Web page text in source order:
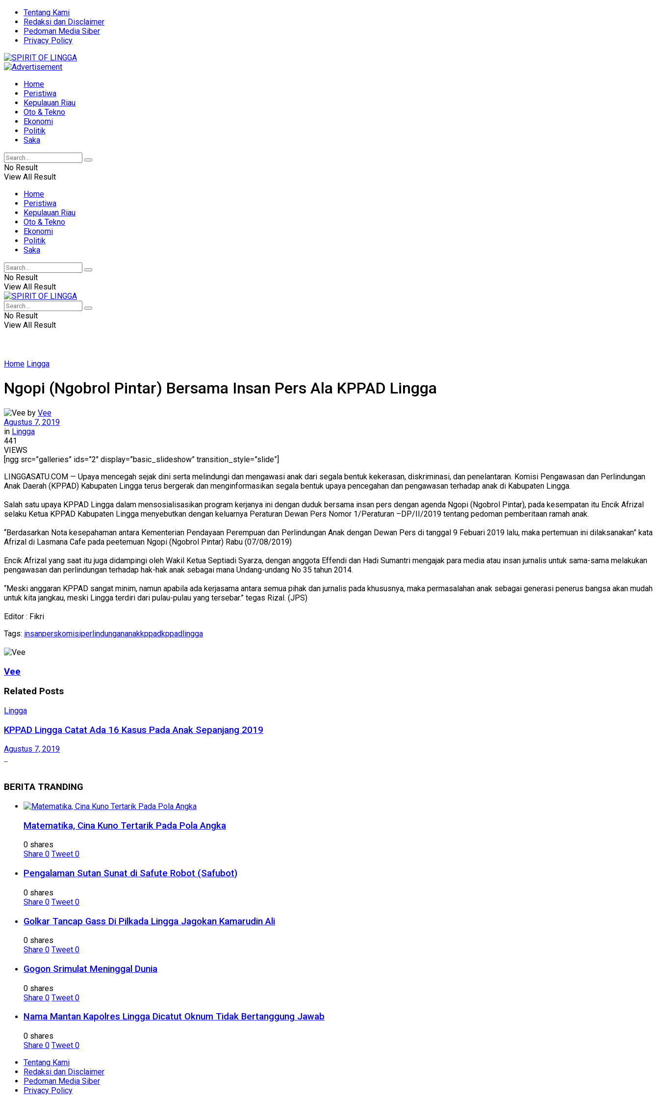
Tentang Kami
Redaksi dan Disclaimer
Pedoman Media Siber
Privacy Policy
Home
Peristiwa
Kepulauan Riau
Oto & Tekno
Ekonomi
Politik
Saka
No Result
View All Result
Home
Peristiwa
Kepulauan Riau
Oto & Tekno
Ekonomi
Politik
Saka
No Result
View All Result
No Result
View All Result
Home Lingga
Ngopi (Ngobrol Pintar) Bersama Insan Pers Ala KPPAD Lingga
by Vee
Agustus 7, 2019
in Lingga
441
VIEWS
[ngg src=”galleries” ids=”2″ display=”basic_slideshow” transition_style=”slide”]
LINGGASATU.COM — Upaya mencegah sejak dini serta melindungi dan mengawasi anak dari segala bentuk kekerasan, diskriminasi, dan penelantaran. Komisi Pengawasan dan Perlindungan
Anak Daerah (KPPAD) Kabupaten Lingga terus bergerak dan menginformasikan segala bentuk upaya pencegahan dan pengawasan terhadap anak di Kabupaten Lingga.
Salah satu upaya KPPAD Lingga dalam mensosialisasikan program kerjanya ini dengan duduk bersama insan pers dengan agenda Ngopi (Ngobrol Pintar), pada kesempatan itu Encik Afrizal
selaku Ketua KPPAD Kabupaten Lingga menyebutkan dengan keluarnya Peraturan Dewan Pers Nomor 1/Peraturan –DP/II/2019 tentang pedoman pemberitaan ramah anak.
“Berdasarkan Nota kesepahaman antara Kementerian Pendayaan Perempuan dan Perlindungan Anak dengan Dewan Pers di tanggal 9 Febuari 2019 lalu, maka pertemuan ini dilaksanakan” kata
Afrizal di Lasmana Cafe pada peetemuan Ngopi (Ngobrol Pintar) Rabu (07/08/2019)
Encik Afrizal yang saat itu juga didampingi oleh Wakil Ketua Septiadi Syarza, dengan anggota Effendi dan Hadi Sumantri mengajak para media atau insan jurnalis untuk sama-sama melakukan
pengawasan dan perlindungan terhadap hak-hak anak sebagai mana Undang-undang No 35 tahun 2014.
“Meski anggaran KPPAD sangat minim, namun apabila ada kerjasama antara semua pihak dan jurnalis pada khususnya, maka permasalahan anak sebagai generasi penerus bangsa akan mudah
untuk kita jangkau, meski Lingga terdiri dari pulau-pulau yang tersebar.” tegas Rizal. (JPS)
Editor : Fikri
Tags: insanperskomisiperlindungananakkppadkppadlingga
Vee
Related Posts
Lingga
KPPAD Lingga Catat Ada 16 Kasus Pada Anak Sepanjang 2019
Agustus 7, 2019
BERITA TRANDING
Matematika, Cina Kuno Tertarik Pada Pola Angka
0 shares
Share 0 Tweet 0
Pengalaman Sutan Sunat di Safute Robot (Safubot)
0 shares
Share 0 Tweet 0
Golkar Tancap Gass Di Pilkada Lingga Jagokan Kamarudin Ali
0 shares
Share 0 Tweet 0
Gogon Srimulat Meninggal Dunia
0 shares
Share 0 Tweet 0
Nama Mantan Kapolres Lingga Dicatut Oknum Tidak Bertanggung Jawab
0 shares
Share 0 Tweet 0
Tentang Kami
Redaksi dan Disclaimer
Pedoman Media Siber
Privacy Policy